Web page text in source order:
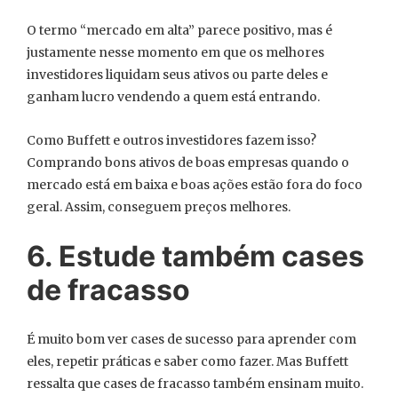
O termo “mercado em alta” parece positivo, mas é
justamente nesse momento em que os melhores
investidores liquidam seus ativos ou parte deles e
ganham lucro vendendo a quem está entrando.
Como Buffett e outros investidores fazem isso?
Comprando bons ativos de boas empresas quando o
mercado está em baixa e boas ações estão fora do foco
geral. Assim, conseguem preços melhores.
6. Estude também cases
de fracasso
É muito bom ver cases de sucesso para aprender com
eles, repetir práticas e saber como fazer. Mas Buffett
ressalta que cases de fracasso também ensinam muito.